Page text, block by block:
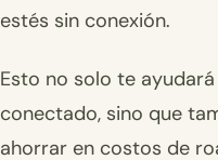
estés sin conexión.
Esto no solo te
conectado, sino que
ahorrar en costos de